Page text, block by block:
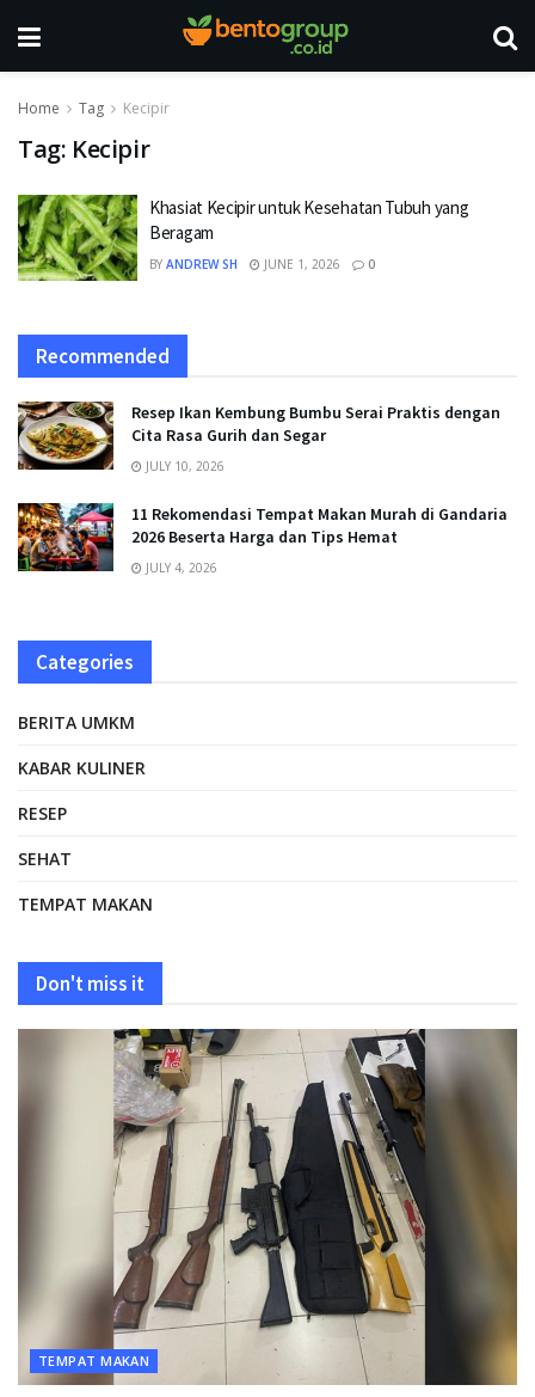
Home Tag Kecipir
Tag: Kecipir
Khasiat Kecipir untuk Kesehatan Tubuh yang
Beragam
BY ANDREW SH JUNE 1, 2026 0
Recommended
Resep Ikan Kembung Bumbu Serai Praktis dengan
Cita Rasa Gurih dan Segar
JULY 10, 2026
11 Rekomendasi Tempat Makan Murah di Gandaria
2026 Beserta Harga dan Tips Hemat
JULY 4, 2026
Categories
BERITA UMKM
KABAR KULINER
RESEP
SEHAT
TEMPAT MAKAN
Don't miss it
TEMPAT MAKAN